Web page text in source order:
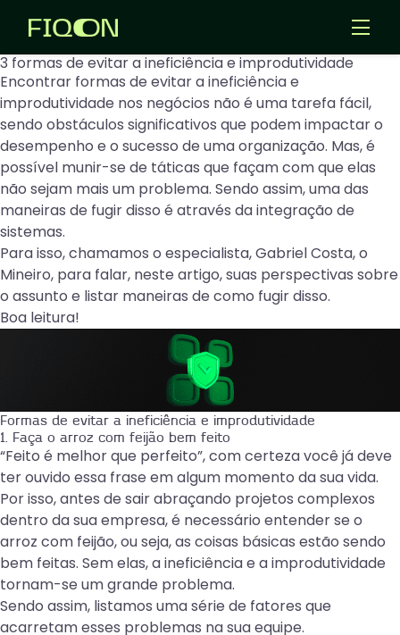
Templates
Aplicativos
Criar Agentes IA
3 formas de evitar a ineficiência e improdutividade
Encontrar formas de evitar a ineficiência e
improdutividade nos negócios não é uma tarefa fácil,
sendo obstáculos significativos que podem impactar o
desempenho e o sucesso de uma organização. Mas, é
possível munir-se de táticas que façam com que elas
não sejam mais um problema. Sendo assim, uma das
maneiras de fugir disso é através da integração de
sistemas.
Para isso, chamamos o especialista,Gabriel Costa, o
Mineiro, para falar, neste artigo, suas perspectivas sobre
o assunto e listar maneiras de como fugir disso.
Boa leitura!
Formas de evitar a ineficiência e improdutividade
1. Faça o arroz com feijão bem feito
“Feito é melhor que perfeito”, com certeza você já deve
ter ouvido essa frase em algum momento da sua vida.
Por isso, antes de sair abraçando projetos complexos
dentro da sua empresa, é necessário entender se o
arroz com feijão, ou seja, as coisas básicas estão sendo
bem feitas. Sem elas, a ineficiência e a improdutividade
tornam-se um grande problema.
Sendo assim, listamos uma série de fatores que
acarretam esses problemas na sua equipe.